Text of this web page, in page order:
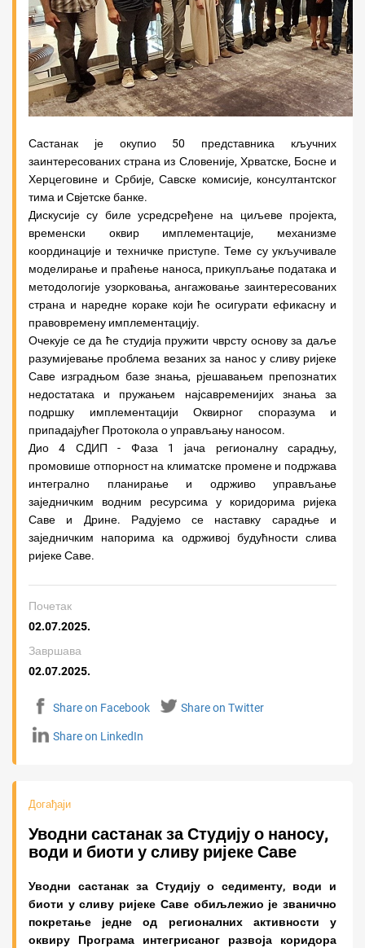
Састанак је окупио 50 представника кључних
заинтересованих страна из Словеније, Хрватске, Босне и
Херцеговине и Србије, Савске комисије, консултантског
тима и Свјетске банке.
Дискусије су биле усредсређене на циљеве пројекта,
временски оквир имплементације, механизме
координације и техничке приступе. Теме су укључивале
моделирање и праћење наноса, прикупљање података и
методологије узорковања, ангажовање заинтересованих
страна и наредне кораке који ће осигурати ефикасну и
правовремену имплементацију.
Очекује се да ће студија пружити чврсту основу за даље
разумијевање проблема везаних за нанос у сливу ријеке
Саве изградњом базе знања, рјешавањем препознатих
недостатака и пружањем најсавременијих знања за
подршку имплементацији Оквирног споразума и
припадајућег Протокола о управљању наносом.
Дио 4 СДИП - Фаза 1 јача регионалну сарадњу,
промовише отпорност на климатске промене и подржава
интегрално планирање и одрживо управљање
заједничким водним ресурсима у коридорима ријека
Саве и Дрине. Радујемо се наставку сарадње и
заједничким напорима ка одрживој будућности слива
ријеке Саве.
Почетак
02.07.2025.
Завршава
02.07.2025.
Share on Facebook Share on Twitter
Share on LinkedIn
Догађаји
Уводни састанак за Студију о наносу,
води и биоти у сливу ријеке Саве
Уводни састанак за Студију о седименту, води и
биоти у сливу ријеке Саве обиљлежио је званично
покретање једне од регионалних активности у
оквиру Програма интегрисаног развоја коридора